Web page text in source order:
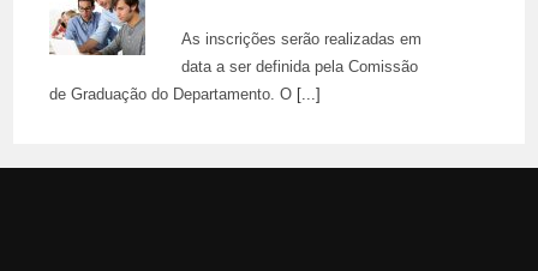
As inscrições serão realizadas em
data a ser definida pela Comissão
de Graduação do Departamento. O [...]